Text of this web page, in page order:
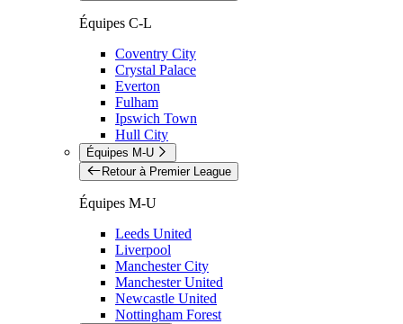
Équipes C-L
Coventry City
Crystal Palace
Everton
Fulham
Ipswich Town
Hull City
Équipes M-U
Retour à Premier League
Équipes M-U
Leeds United
Liverpool
Manchester City
Manchester United
Newcastle United
Nottingham Forest